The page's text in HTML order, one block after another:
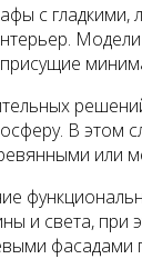
с
В
или
и света,
фасадами